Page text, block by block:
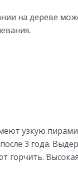
на дереве
узкую
3 года.
горчить.